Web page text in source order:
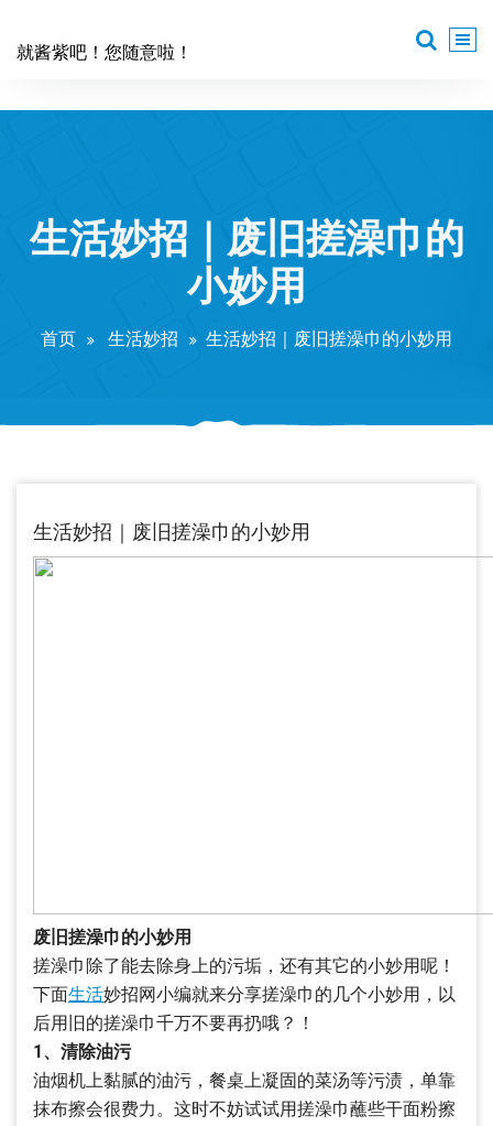
就酱紫吧！您随意啦！
生活妙招｜废旧搓澡巾的
小妙用
首页 生活妙招 生活妙招｜废旧搓澡巾的小妙用
生活妙招｜废旧搓澡巾的小妙用
废旧搓澡巾的小妙用
搓澡巾除了能去除身上的污垢，还有其它的小妙用呢！
下面生活妙招网小编就来分享搓澡巾的几个小妙用，以
后用旧的搓澡巾千万不要再扔哦？！
1、清除油污
油烟机上黏腻的油污，餐桌上凝固的菜汤等污渍，单靠
抹布擦会很费力。这时不妨试试用搓澡巾蘸些干面粉擦